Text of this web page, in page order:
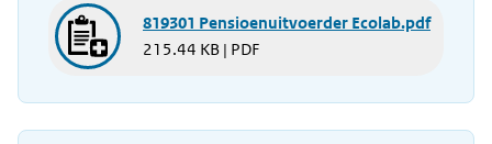
819301 Pensioenuitvoerder Ecolab.pdf
215.44 KB | PDF